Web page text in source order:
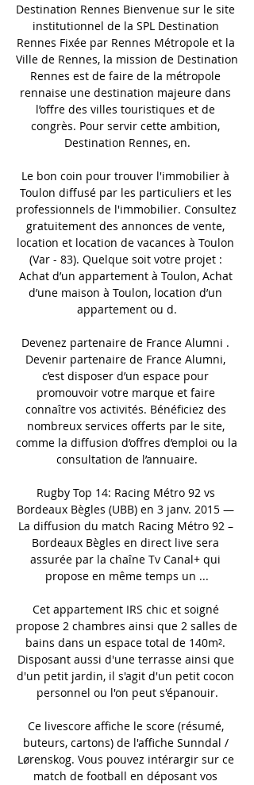
Destination Rennes Bienvenue sur le site
institutionnel de la SPL Destination
Rennes Fixée par Rennes Métropole et la
Ville de Rennes, la mission de Destination
Rennes est de faire de la métropole
rennaise une destination majeure dans
l’offre des villes touristiques et de
congrès. Pour servir cette ambition,
Destination Rennes, en.
Le bon coin pour trouver l'immobilier à
Toulon diffusé par les particuliers et les
professionnels de l'immobilier. Consultez
gratuitement des annonces de vente,
location et location de vacances à Toulon
(Var - 83). Quelque soit votre projet :
Achat d’un appartement à Toulon, Achat
d’une maison à Toulon, location d’un
appartement ou d.
Devenez partenaire de France Alumni .
Devenir partenaire de France Alumni,
c’est disposer d’un espace pour
promouvoir votre marque et faire
connaître vos activités. Bénéficiez des
nombreux services offerts par le site,
comme la diffusion d’offres d’emploi ou la
consultation de l’annuaire.
Rugby Top 14: Racing Métro 92 vs
Bordeaux Bègles (UBB) en 3 janv. 2015 —
La diffusion du match Racing Métro 92 –
Bordeaux Bègles en direct live sera
assurée par la chaîne Tv Canal+ qui
propose en même temps un ...
Cet appartement IRS chic et soigné
propose 2 chambres ainsi que 2 salles de
bains dans un espace total de 140m².
Disposant aussi d'une terrasse ainsi que
d'un petit jardin, il s'agit d'un petit cocon
personnel ou l'on peut s'épanouir.
Ce livescore affiche le score (résumé,
buteurs, cartons) de l'affiche Sunndal /
Lørenskog. Vous pouvez intérargir sur ce
match de football en déposant vos